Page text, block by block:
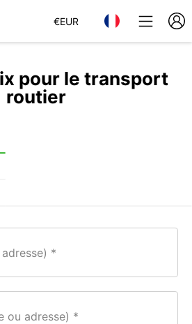
€EUR
pour le transport
routier
ou adresse)